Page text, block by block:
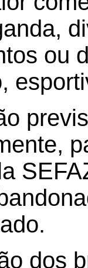
ou
dos